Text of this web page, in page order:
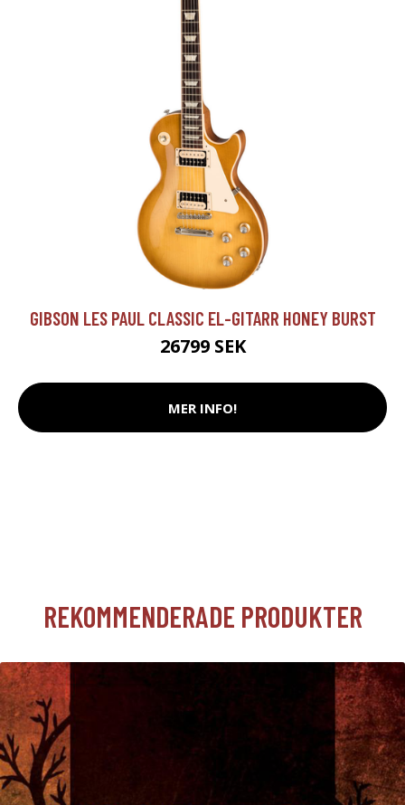
GIBSON LES PAUL CLASSIC EL-GITARR HONEY BURST
26799 SEK
MER INFO!
REKOMMENDERADE PRODUKTER